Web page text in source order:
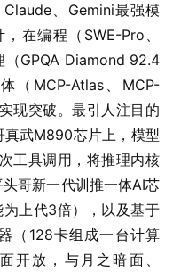
、Gemini最强模
在编程（SWE-Pro、
GPQA Diamond 92.4
（MCP-Atlas、MCP-
现突破。最引人注目的
真武M890芯片上，模型
工具调用，将推理内核
哥新一代训推一体AI芯
上代3倍），以及基于
（128卡组成一台计算
开放，与月之暗面、